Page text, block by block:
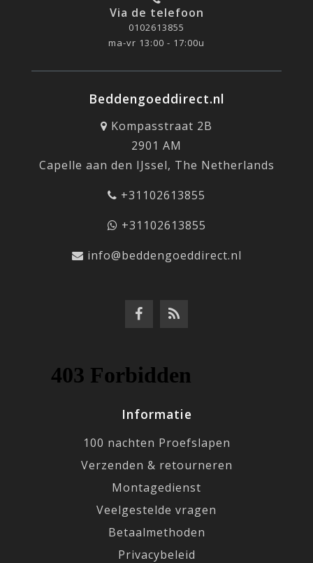
Via de telefoon
0102613855
ma-vr 13:00 - 17:00u
Beddengoeddirect.nl
Kompasstraat 2B
2901 AM
Capelle aan den IJssel, The Netherlands
+31102613855
+31102613855
info@beddengoeddirect.nl
Informatie
100 nachten Proefslapen
Verzenden & retourneren
Montagedienst
Veelgestelde vragen
Betaalmethoden
Privacybeleid